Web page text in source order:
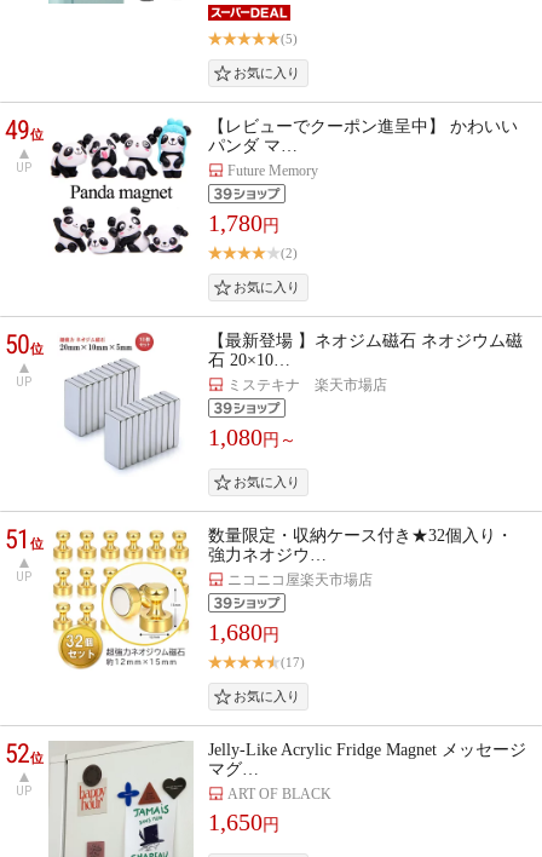
(5)
49位
UP
【レビューでクーポン進呈中】 かわいい
パンダ マ…
Future Memory
1,780円
(2)
50位
UP
【最新登場 】ネオジム磁石 ネオジウム磁
石 20×10…
ミステキナ 楽天市場店
1,080円～
51位
UP
数量限定・収納ケース付き★32個入り・
強力ネオジウ…
ニコニコ屋楽天市場店
1,680円
(17)
52位
UP
Jelly-Like Acrylic Fridge Magnet メッセージ
マグ…
ART OF BLACK
1,650円